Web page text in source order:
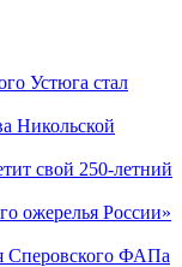
Устюга стал
Никольской
свой 250-летний
ожерелья России»
Сперовского ФАПа